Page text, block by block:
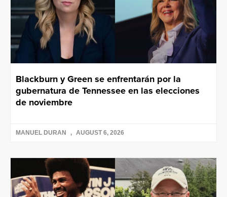
Blackburn y Green se enfrentarán por la
gubernatura de Tennessee en las elecciones
de noviembre
MANUEL DURAN AUGUST 6, 2026